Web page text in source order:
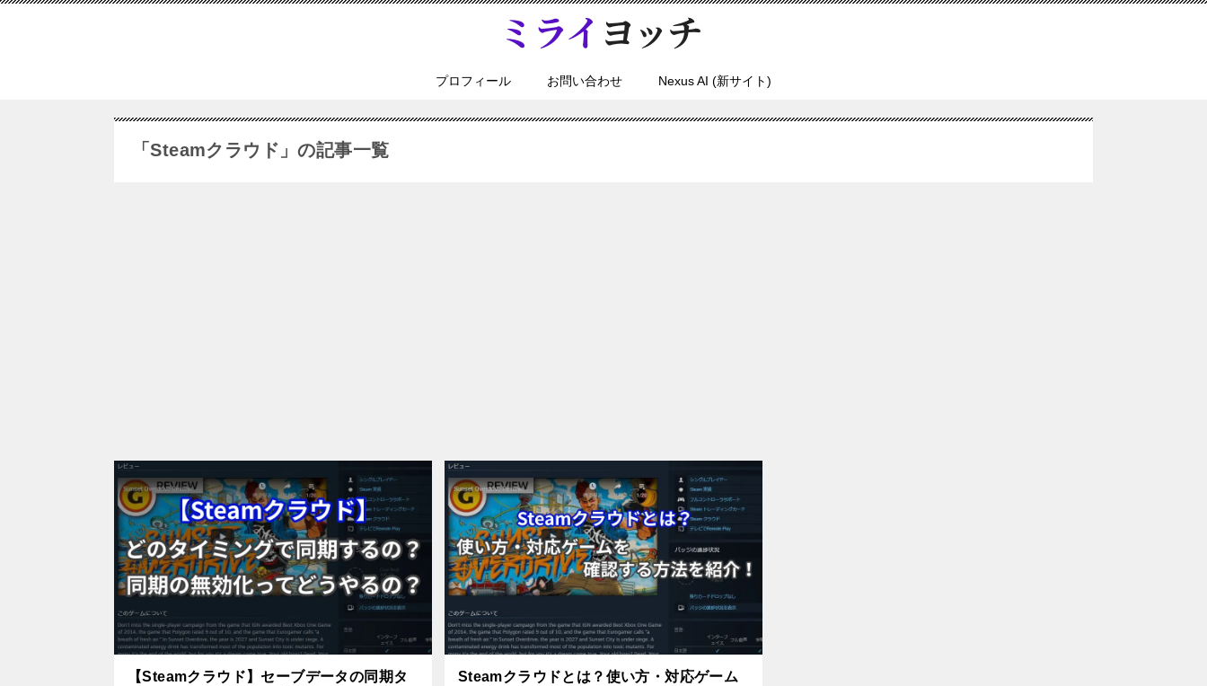
プロフィール お問い合わせ Nexus AI (新サイト)
「Steamクラウド」の記事一覧
【Steamクラウド】セーブデータの同期タ
Steamクラウドとは？使い方・対応ゲーム